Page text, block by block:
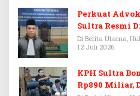
Perkuat
Sultra Resmi
PERADI
Di Berita Utama,
12 Juli 2026
KPH Sultra
Rp890 Miliar,